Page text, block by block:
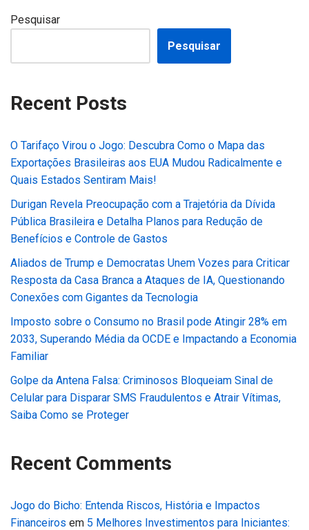
Pesquisar
Pesquisar
Recent Posts
O Tarifaço Virou o Jogo: Descubra Como o Mapa das
Exportações Brasileiras aos EUA Mudou Radicalmente e
Quais Estados Sentiram Mais!
Durigan Revela Preocupação com a Trajetória da Dívida
Pública Brasileira e Detalha Planos para Redução de
Benefícios e Controle de Gastos
Aliados de Trump e Democratas Unem Vozes para Criticar
Resposta da Casa Branca a Ataques de IA, Questionando
Conexões com Gigantes da Tecnologia
Imposto sobre o Consumo no Brasil pode Atingir 28% em
2033, Superando Média da OCDE e Impactando a Economia
Familiar
Golpe da Antena Falsa: Criminosos Bloqueiam Sinal de
Celular para Disparar SMS Fraudulentos e Atrair Vítimas,
Saiba Como se Proteger
Recent Comments
Jogo do Bicho: Entenda Riscos, História e Impactos
Financeiros em 5 Melhores Investimentos para Iniciantes: